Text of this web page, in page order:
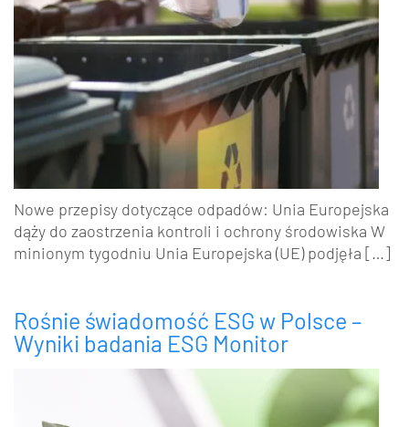
Nowe przepisy dotyczące odpadów: Unia Europejska
dąży do zaostrzenia kontroli i ochrony środowiska W
minionym tygodniu Unia Europejska (UE) podjęła […]
Rośnie świadomość ESG w Polsce –
Wyniki badania ESG Monitor